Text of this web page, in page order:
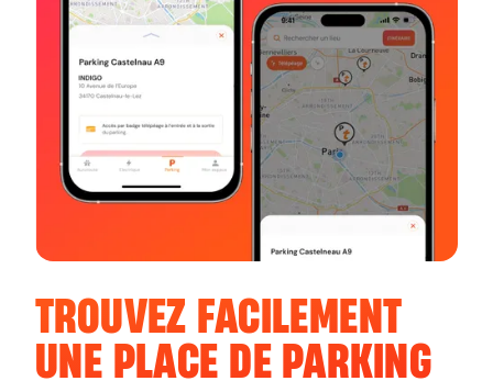
TROUVEZ FACILEMENT
UNE PLACE DE PARKING